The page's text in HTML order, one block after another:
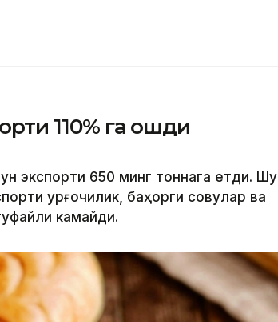
110% га ошди
экспорти 650 минг тоннага етди. Шу
қурғоқчилик, баҳорги совуқлар ва
камайди.